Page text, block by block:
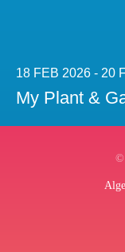
18 FEB 2026 - 20
My Plant &
©